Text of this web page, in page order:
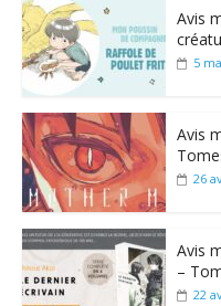
Avis
5
Avis
26
Avis
–
22